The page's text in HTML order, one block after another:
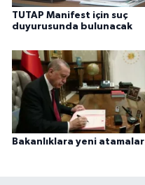
TUTAP Manifest için suç
duyurusunda bulunacak
Bakanlıklara yeni atamalar